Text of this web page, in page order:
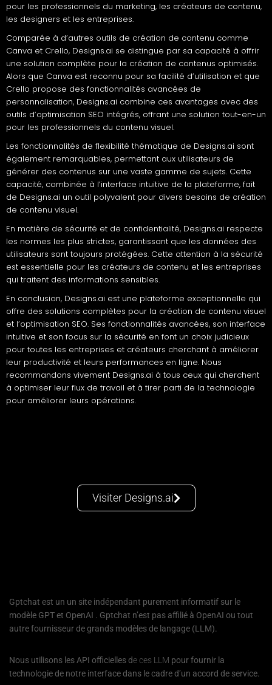
pour les professionnels du marketing, les créateurs de contenu,
les designers et les entreprises.
Comparée à d’autres outils de création de contenu comme
Canva et Crello, Designs.ai se distingue par sa capacité à offrir
une solution complète pour la création de contenus optimisés.
Alors que Canva est reconnu pour sa facilité d’utilisation et que
Crello propose des fonctionnalités avancées de
personnalisation, Designs.ai combine ces avantages avec des
outils d’optimisation SEO intégrés, offrant une solution tout-en-un
pour les professionnels du contenu visuel.
Les fonctionnalités de flexibilité thématique de Designs.ai sont
également remarquables, permettant aux utilisateurs de
générer des contenus sur une vaste gamme de sujets. Cette
capacité, combinée à l’interface intuitive de la plateforme, fait
de Designs.ai un outil polyvalent pour divers besoins de création
de contenu visuel.
En matière de sécurité et de confidentialité, Designs.ai respecte
les normes les plus strictes, garantissant que les données des
utilisateurs sont toujours protégées. Cette attention à la sécurité
est essentielle pour les créateurs de contenu et les entreprises
qui traitent des informations sensibles.
En conclusion, Designs.ai est une plateforme exceptionnelle qui
offre des solutions complètes pour la création de contenu visuel
et l’optimisation SEO. Ses fonctionnalités avancées, son interface
intuitive et son focus sur la sécurité en font un choix judicieux
pour toutes les entreprises et créateurs cherchant à améliorer
leur productivité et leurs performances en ligne. Nous
recommandons vivement Designs.ai à tous ceux qui cherchent
à optimiser leur flux de travail et à tirer parti de la technologie
pour améliorer leurs opérations.
Visiter Designs.ai
Gptchat est un un site indépendant purement informatif sur le
modèle GPT et OpenAI . Gptchat n’est pas affilié à OpenAI ou tout
autre fournisseur de grands modèles de langage (LLM).
Nous utilisons les API officielles de ces LLM pour fournir la
technologie de notre interface dans le cadre d’un accord de service.